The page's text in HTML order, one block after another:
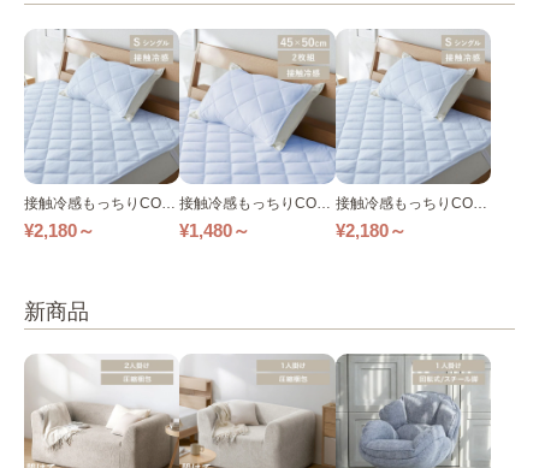
接触冷感もっちりCOO
L 敷きパッド 全5色
¥2,180～
接触冷感もっちりCOO
L 枕カバー 2枚組 全5色
¥1,480～
接触冷感もっちりCOO
L 敷きパッド 全5色
¥2,180～
新商品